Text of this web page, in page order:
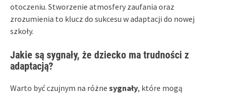
otoczeniu. Stworzenie atmosfery zaufania oraz
zrozumienia to klucz do sukcesu w adaptacji do nowej
szkoły.
Jakie są sygnały, że dziecko ma trudności z
adaptacją?
Warto być czujnym na różne sygnały, które mogą